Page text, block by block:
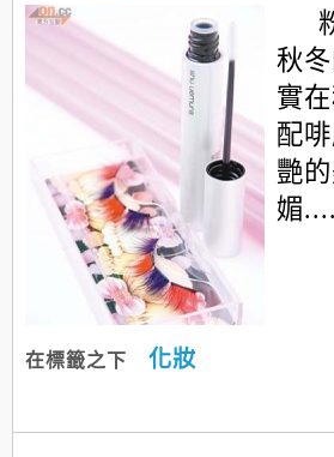
秋
實
配
艷
媚
在標籤之下
化妝